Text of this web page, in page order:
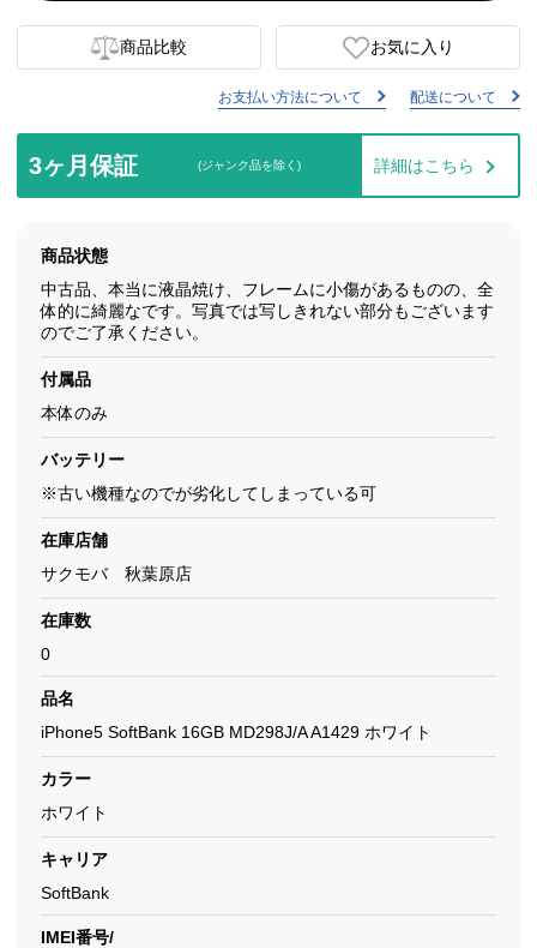
商品比較 お気に入り
お支払い方法について 配送について
3ヶ月保証 (ジャンク品を除く) 詳細はこちら
商品状態
中古品、本当に液晶焼け、フレームに小傷があるものの、全
体的に綺麗なです。写真では写しきれない部分もございます
のでご了承ください。
付属品
本体のみ
バッテリー
※古い機種なのでが劣化してしまっている可
在庫店舗
サクモバ 秋葉原店
在庫数
0
品名
iPhone5 SoftBank 16GB MD298J/A A1429 ホワイト
カラー
ホワイト
キャリア
SoftBank
IMEI番号/